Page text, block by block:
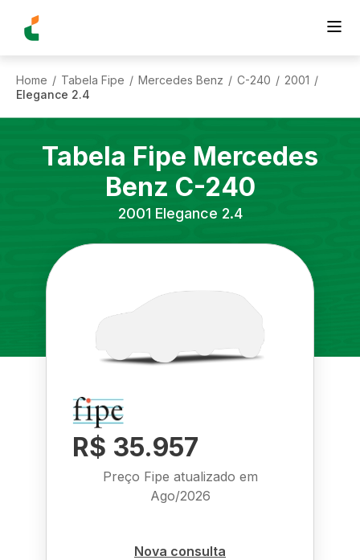
Home / Tabela Fipe / Mercedes Benz / C-240 / 2001 /
Elegance 2.4
Tabela Fipe Mercedes
Benz C-240
2001 Elegance 2.4
R$ 35.957
Preço Fipe atualizado em
Ago/2026
Nova consulta